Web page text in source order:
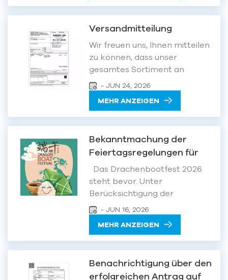
beschreiben die Stärke eines
besteht der Unterschied, und
wie rechnet man die eine in die
andere u...
Versandmitteilung
Wir freuen uns, Ihnen mitteilen
zu können, dass unser
gesamtes Sortiment an
Magnetprodukten dank
kontinuierlicher
technologischer Optimierung
und strengem Compliance-
den relevanten Gesetzen,
Verordnungen und Normen der
Volksrepublik China hinsichtlich
des Abbaus, der Verar...
- JUN 24, 2026
MEHR ANZEIGEN
Bekanntmachung der
Feiertagsregelungen für
das Drachenbootfestival
2026
Das Drachenbootfest 2026
steht bevor. Unter
Berücksichtigung der
nationalen
Feiertagsregelungen und der
betrieblichen Abläufe unseres
Unternehmens geben wir
Feiertagsregelung
- JUN 16, 2026
MEHR ANZEIGEN
Benachrichtigung über den
erfolgreichen Antrag auf